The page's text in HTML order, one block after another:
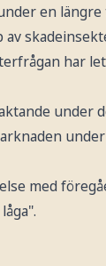
en
har
under
med